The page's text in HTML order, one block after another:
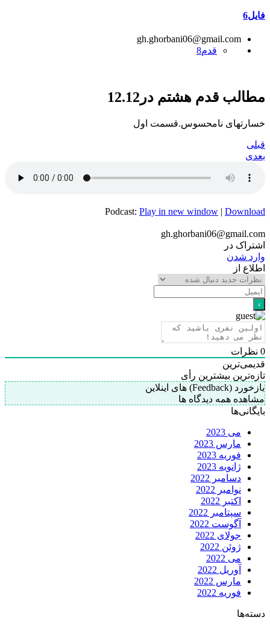
فایل6
gh.ghorbani06@gmail.com
قدم8
مطالب قدم هشتم در12.12
خسارتهای نامحسوس.قسمت اول
قبلی
بعدی
Podcast: Play in new window | Download
gh.ghorbani06@gmail.com
اشتراک در
وارد شدن
اطلاع از
0 نظرات
قدیمی‌ترین
تازه‌ترین بیشترین رأی
بازخورد (Feedback) های اینلاین
مشاهده همه دیدگاه ها
بایگانی‌ها
می 2023
مارس 2023
فوریه 2023
ژانویه 2023
دسامبر 2022
نوامبر 2022
اکتبر 2022
سپتامبر 2022
آگوست 2022
جولای 2022
ژوئن 2022
می 2022
آوریل 2022
مارس 2022
فوریه 2022
دسته‌ها